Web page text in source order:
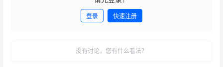
登录 快速注册
没有讨论，您有什么看法？